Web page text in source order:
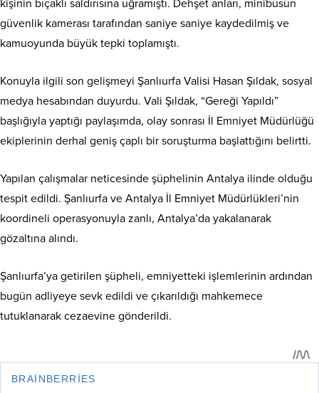
kişinin bıçaklı saldırısına uğramıştı. Dehşet anları, minibüsün
güvenlik kamerası tarafından saniye saniye kaydedilmiş ve
kamuoyunda büyük tepki toplamıştı.
Konuyla ilgili son gelişmeyi Şanlıurfa Valisi Hasan Şıldak, sosyal
medya hesabından duyurdu. Vali Şıldak, “Gereği Yapıldı”
başlığıyla yaptığı paylaşımda, olay sonrası İl Emniyet Müdürlüğü
ekiplerinin derhal geniş çaplı bir soruşturma başlattığını belirtti.
Yapılan çalışmalar neticesinde şüphelinin Antalya ilinde olduğu
tespit edildi. Şanlıurfa ve Antalya İl Emniyet Müdürlükleri’nin
koordineli operasyonuyla zanlı, Antalya’da yakalanarak
gözaltına alındı.
Şanlıurfa’ya getirilen şüpheli, emniyetteki işlemlerinin ardından
bugün adliyeye sevk edildi ve çıkarıldığı mahkemece
tutuklanarak cezaevine gönderildi.